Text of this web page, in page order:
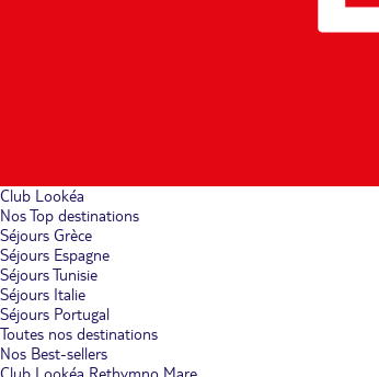
Club Lookéa
Nos Top destinations
Séjours Grèce
Séjours Espagne
Séjours Tunisie
Séjours Italie
Séjours Portugal
Toutes nos destinations
Nos Best-sellers